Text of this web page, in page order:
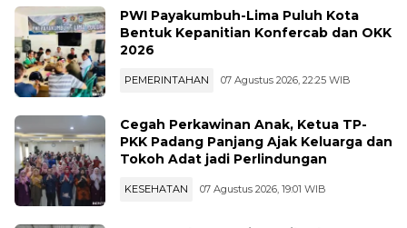
PWI Payakumbuh-Lima Puluh Kota
Bentuk Kepanitian Konfercab dan OKK
2026
PEMERINTAHAN 07 Agustus 2026, 22:25 WIB
Cegah Perkawinan Anak, Ketua TP-
PKK Padang Panjang Ajak Keluarga dan
Tokoh Adat jadi Perlindungan
KESEHATAN 07 Agustus 2026, 19:01 WIB